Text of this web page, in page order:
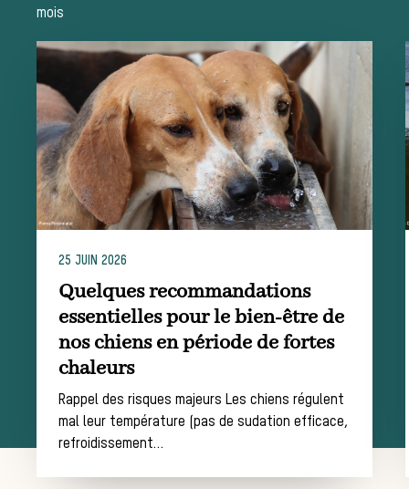
La
dans
mois
25 JUIN 2026
Quelques recommandations
essentielles pour le bien-être de
nos chiens en période de fortes
chaleurs
Rappel des risques majeurs Les chiens régulent
mal leur température (pas de sudation efficace,
refroidissement…